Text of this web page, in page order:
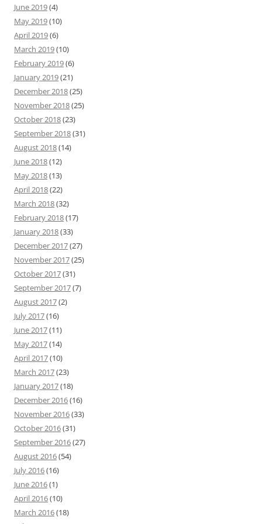
June 2019(4)
May 2019(10)
April 2019(6)
March 2019(10)
February 2019(6)
January 2019(21)
December 2018(25)
November 2018(25)
October 2018(23)
September 2018(31)
August 2018(14)
June 2018(12)
May 2018(13)
April 2018(22)
March 2018(32)
February 2018(17)
January 2018(33)
December 2017(27)
November 2017(25)
October 2017(31)
September 2017(7)
August 2017(2)
July 2017(16)
June 2017(11)
May 2017(14)
April 2017(10)
March 2017(23)
January 2017(18)
December 2016(16)
November 2016(33)
October 2016(31)
September 2016(27)
August 2016(54)
July 2016(16)
June 2016(1)
April 2016(10)
March 2016(18)